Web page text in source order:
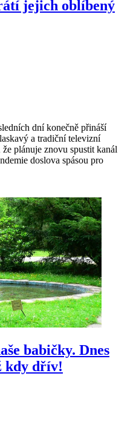
jejich oblíbený
dní konečně přináší
a tradiční televizní
plánuje znovu spustit kanál
doslova spásou pro
babičky. Dnes
kdy dřív!